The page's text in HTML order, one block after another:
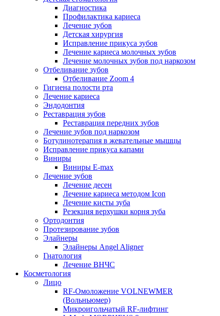
Диагностика
Профилактика кариеса
Лечение зубов
Детская хирургия
Исправление прикуса зубов
Лечение кариеса молочных зубов
Лечение молочных зубов под наркозом
Отбеливание зубов
Отбеливание Zoom 4
Гигиена полости рта
Лечение кариеса
Эндодонтия
Реставрация зубов
Реставрация передних зубов
Лечение зубов под наркозом
Ботулинотерапия в жевательные мышцы
Исправление прикуса капами
Виниры
Виниры E-max
Лечение зубов
Лечение десен
Лечение кариеса методом Icon
Лечение кисты зуба
Резекция верхушки корня зуба
Ортодонтия
Протезирование зубов
Элайнеры
Элайнеры Angel Aligner
Гнатология
Лечение ВНЧС
Косметология
Лицо
RF-Омоложение VOLNEWMER
(Вольньюмер)
Микроигольчатый RF-лифтинг